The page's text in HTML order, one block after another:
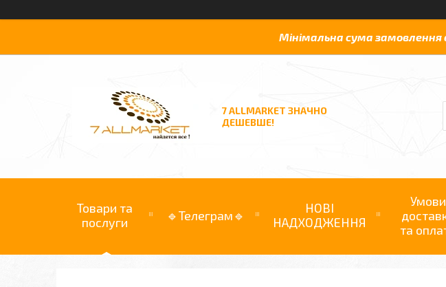
Мінімальна сума замовлення
7 ALLMARKET ЗНАЧНО
ДЕШЕВШЕ!
Товари та
послуги
🔹Телеграм🔹
НОВІ
НАДХОДЖЕННЯ
Умови
та